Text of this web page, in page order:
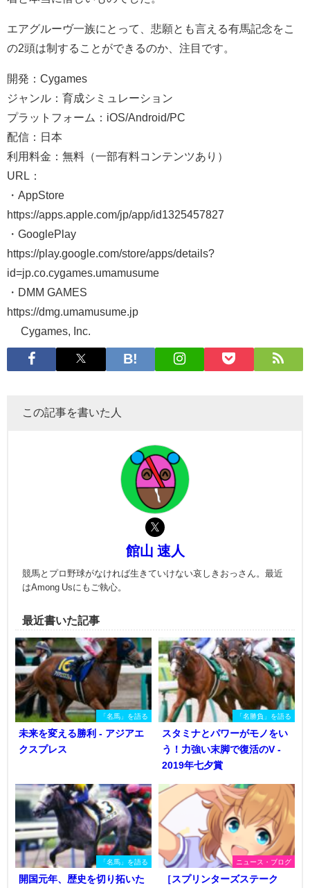
エアグルーヴ一族にとって、悲願とも言える有馬記念をこ
の2頭は制することができるのか、注目です。
開発：Cygames
ジャンル：育成シミュレーション
プラットフォーム：iOS/Android/PC
配信：日本
利用料金：無料（一部有料コンテンツあり）
URL：
・AppStore
https://apps.apple.com/jp/app/id1325457827
・GooglePlay
https://play.google.com/store/apps/details?
id=jp.co.cygames.umamusume
・DMM GAMES
https://dmg.umamusume.jp
© Cygames, Inc.
この記事を書いた人
館山 速人
競馬とプロ野球がなければ生きていけない哀しきおっさん。最近
はAmong Usにもご執心。
最近書いた記事
「名馬」を語る
未来を変える勝利 - アジアエ
クスプレス
「名勝負」を語る
スタミナとパワーがモノをい
う！力強い末脚で復活のV -
2019年七夕賞
「名馬」を語る
開国元年、歴史を切り拓いた
ニュース・ブログ
［スプリンターズステーク